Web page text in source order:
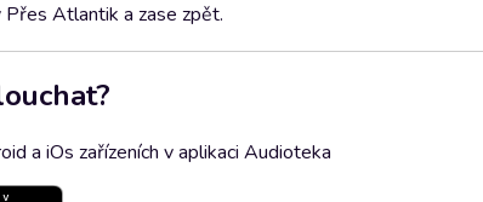
Atlantik a zase zpět.
a iOs zařízeních v aplikaci Audioteka